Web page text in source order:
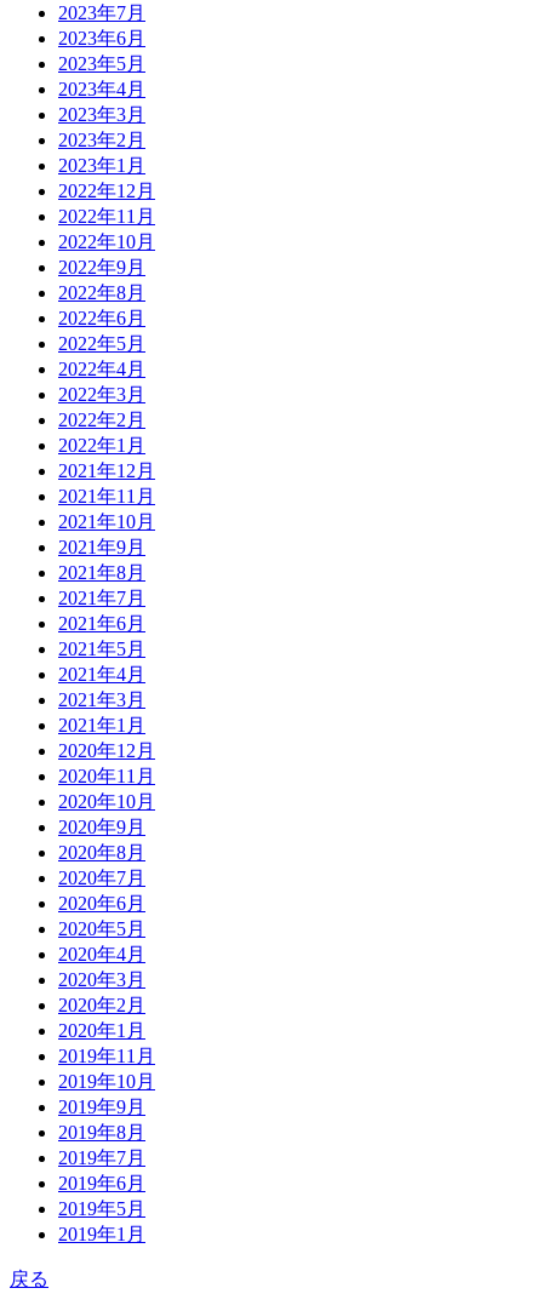
2023年7月
2023年6月
2023年5月
2023年4月
2023年3月
2023年2月
2023年1月
2022年12月
2022年11月
2022年10月
2022年9月
2022年8月
2022年6月
2022年5月
2022年4月
2022年3月
2022年2月
2022年1月
2021年12月
2021年11月
2021年10月
2021年9月
2021年8月
2021年7月
2021年6月
2021年5月
2021年4月
2021年3月
2021年1月
2020年12月
2020年11月
2020年10月
2020年9月
2020年8月
2020年7月
2020年6月
2020年5月
2020年4月
2020年3月
2020年2月
2020年1月
2019年11月
2019年10月
2019年9月
2019年8月
2019年7月
2019年6月
2019年5月
2019年1月
戻る